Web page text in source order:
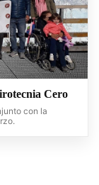
Cero
con la